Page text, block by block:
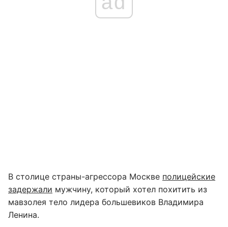
В столице страны-агрессора Москве полицейские
задержали мужчину, который хотел похитить из
мавзолея тело лидера большевиков Владимира
Ленина.